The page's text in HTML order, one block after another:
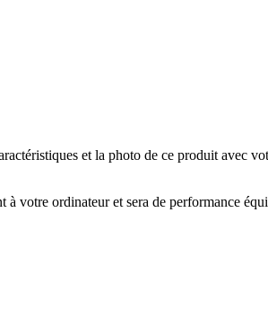
et la photo de ce produit avec
votre ordinateur et sera de performance